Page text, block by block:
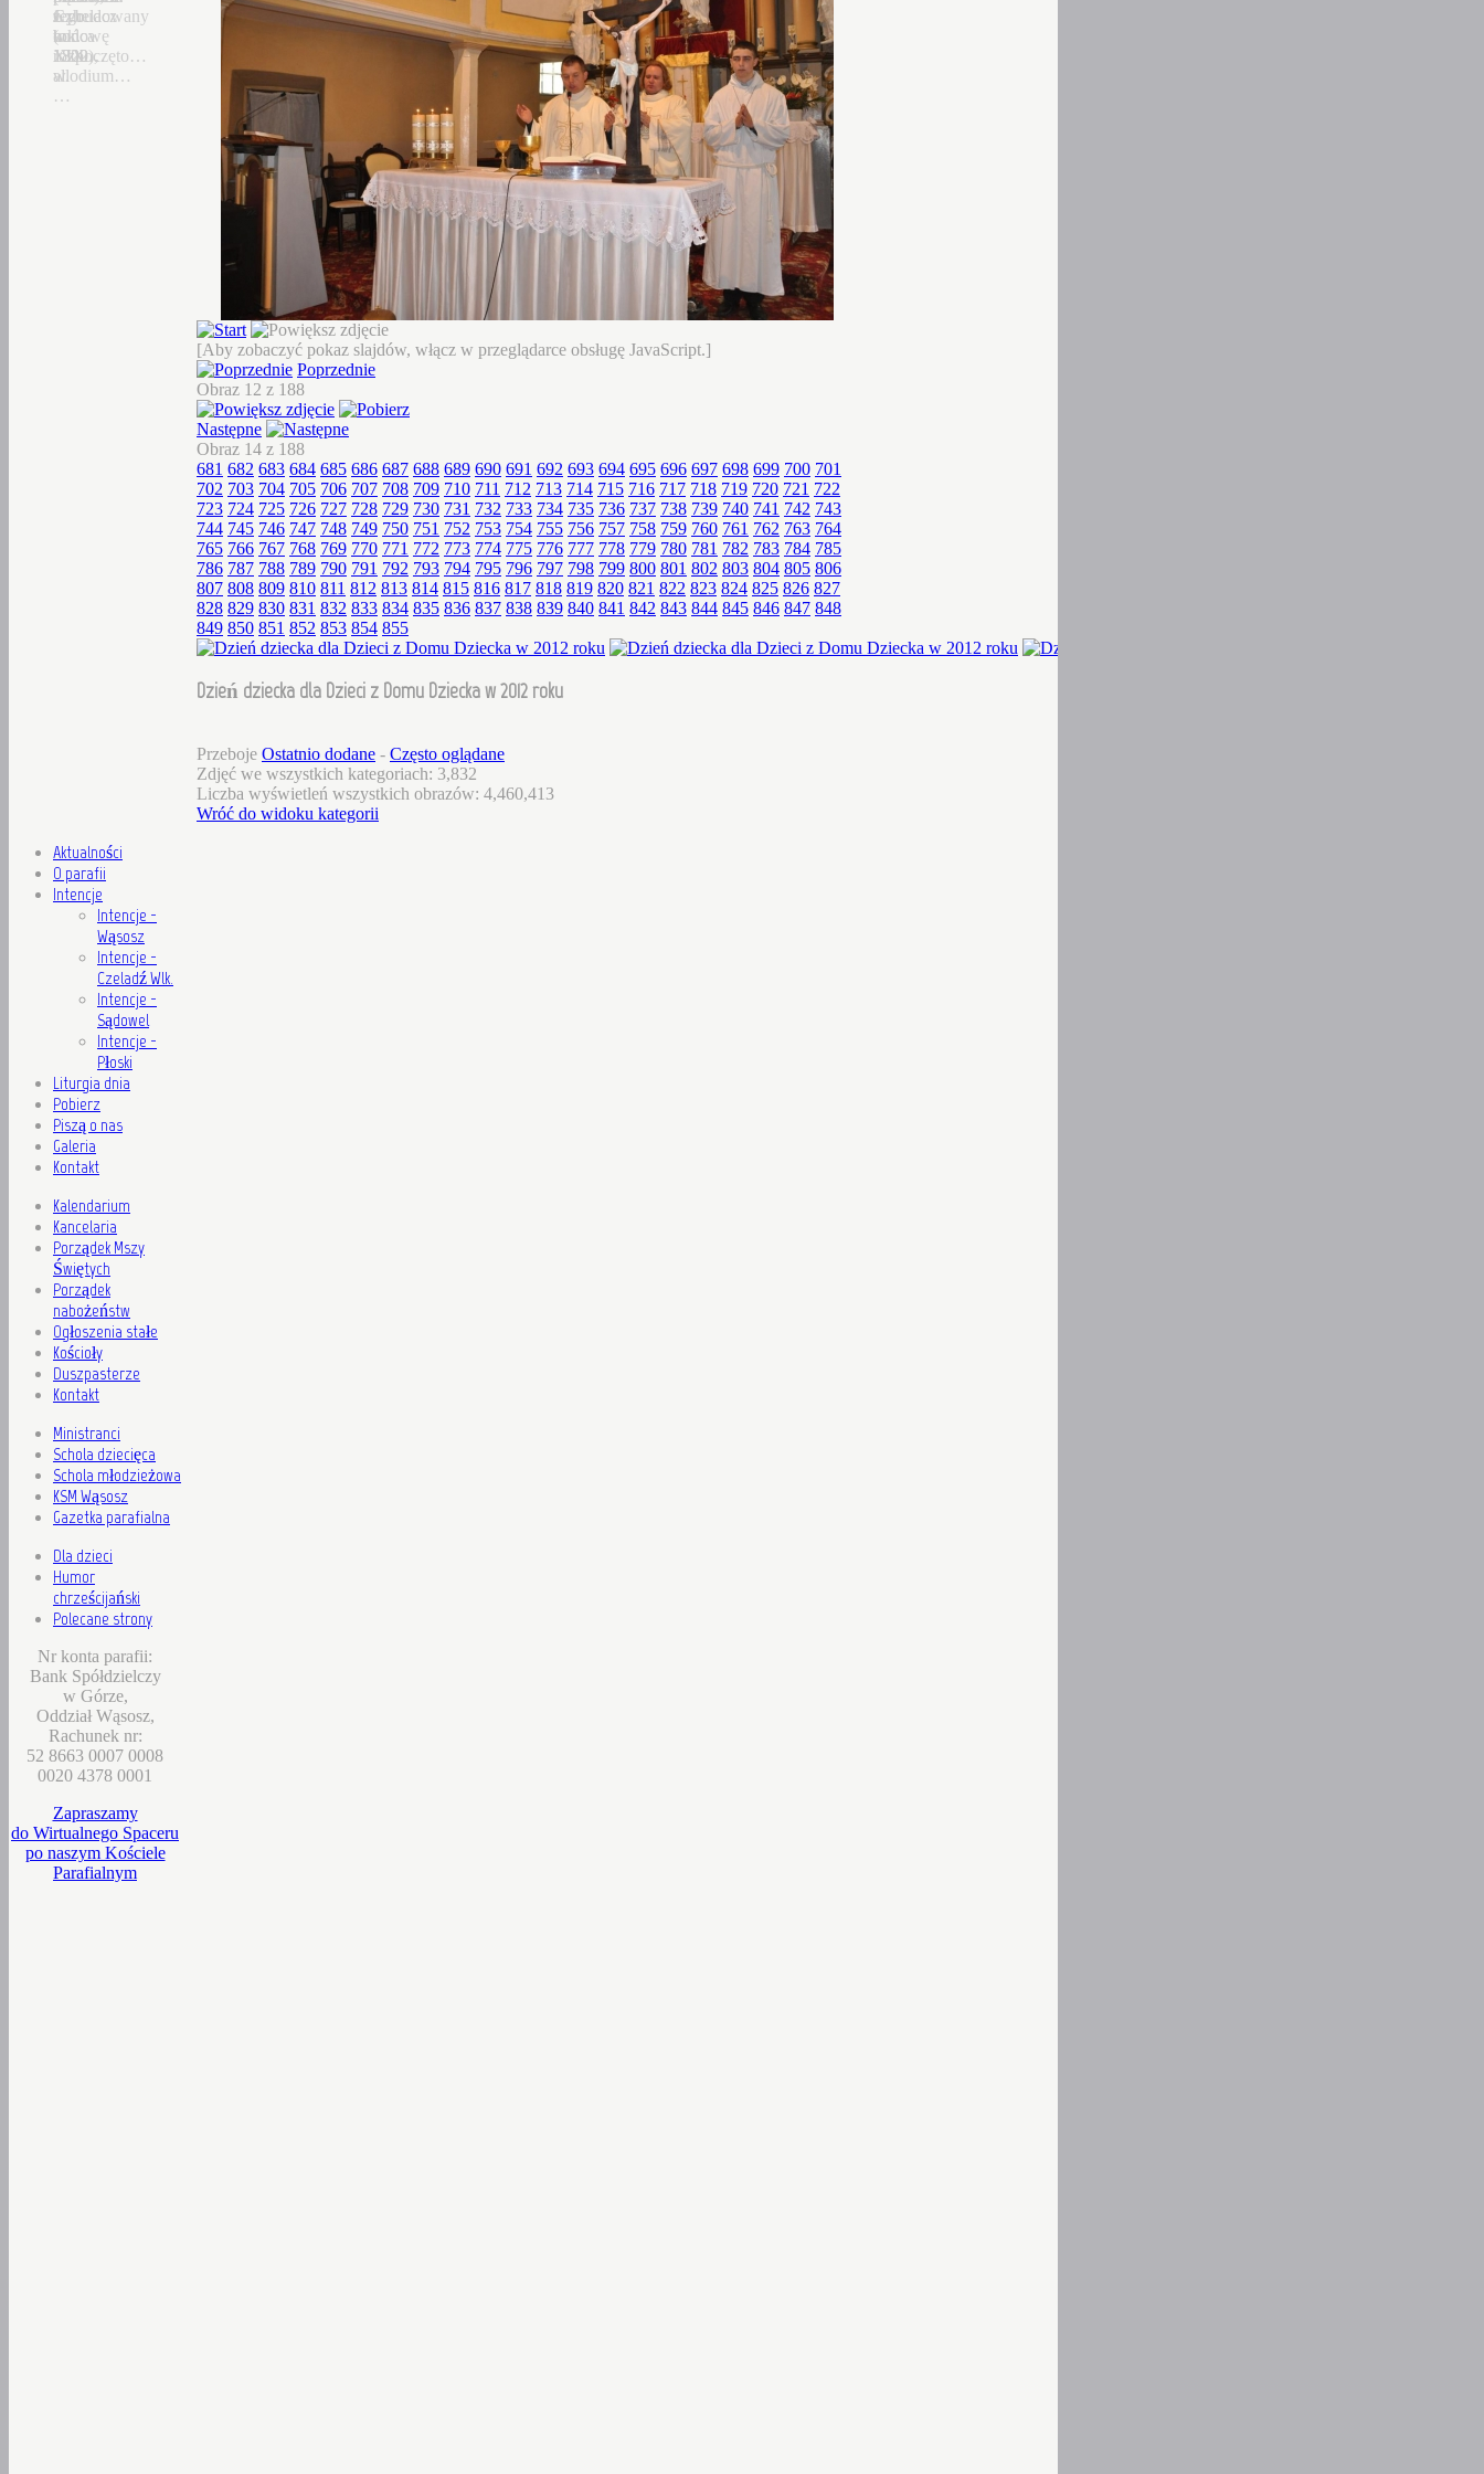
Czhelacz
(ok.
1300),
allodium…
z
końca
XIX
w.
…
Jego
budowę
rozpoczęto…
wybudowany
w
1822…
[Aby zobaczyć pokaz slajdów, włącz w przeglądarce obsługę JavaScript.]
Poprzednie
Obraz 12 z 188
Następne
Obraz 14 z 188
681 682 683 684 685 686 687 688 689 690 691 692 693 694 695 696 697 698 699 700 701
702 703 704 705 706 707 708 709 710 711 712 713 714 715 716 717 718 719 720 721 722
723 724 725 726 727 728 729 730 731 732 733 734 735 736 737 738 739 740 741 742 743
744 745 746 747 748 749 750 751 752 753 754 755 756 757 758 759 760 761 762 763 764
765 766 767 768 769 770 771 772 773 774 775 776 777 778 779 780 781 782 783 784 785
786 787 788 789 790 791 792 793 794 795 796 797 798 799 800 801 802 803 804 805 806
807 808 809 810 811 812 813 814 815 816 817 818 819 820 821 822 823 824 825 826 827
828 829 830 831 832 833 834 835 836 837 838 839 840 841 842 843 844 845 846 847 848
849 850 851 852 853 854 855
Dzień dziecka dla Dzieci z Domu Dziecka w 2012 roku
Przeboje Ostatnio dodane - Często oglądane
Zdjęć we wszystkich kategoriach: 3,832
Liczba wyświetleń wszystkich obrazów: 4,460,413
Wróć do widoku kategorii
Aktualności
O parafii
Intencje
Intencje -
Wąsosz
Intencje -
Czeladź Wlk.
Intencje -
Sądowel
Intencje -
Płoski
Liturgia dnia
Pobierz
Piszą o nas
Galeria
Kontakt
Kalendarium
Kancelaria
Porządek Mszy
Świętych
Porządek
nabożeństw
Ogłoszenia stałe
Kościoły
Duszpasterze
Kontakt
Ministranci
Schola dziecięca
Schola młodzieżowa
KSM Wąsosz
Gazetka parafialna
Dla dzieci
Humor
chrześcijański
Polecane strony
Nr konta parafii:
Bank Spółdzielczy
w Górze,
Oddział Wąsosz,
Rachunek nr:
52 8663 0007 0008
0020 4378 0001
Zapraszamy
do Wirtualnego Spaceru
po naszym Kościele
Parafialnym